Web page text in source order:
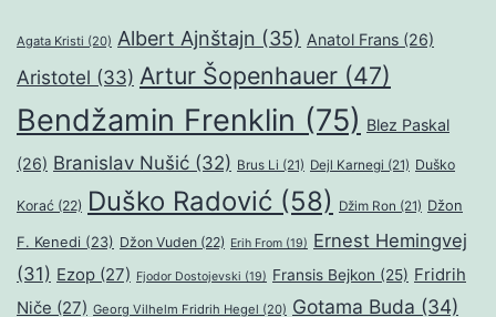
Agata Kristi (20) Albert Ajnštajn (35) Anatol Frans (26)
Aristotel (33) Artur Šopenhauer (47)
Bendžamin Frenklin (75) Blez Paskal
(26) Branislav Nušić (32) Brus Li (21) Dejl Karnegi (21) Duško
Korać (22) Duško Radović (58) Džim Ron (21) Džon
F. Kenedi (23) Džon Vuden (22) Erih From (19) Ernest Hemingvej
(31) Ezop (27) Fjodor Dostojevski (19) Fransis Bejkon (25) Fridrih
Niče (27) Georg Vilhelm Fridrih Hegel (20) Gotama Buda (34)